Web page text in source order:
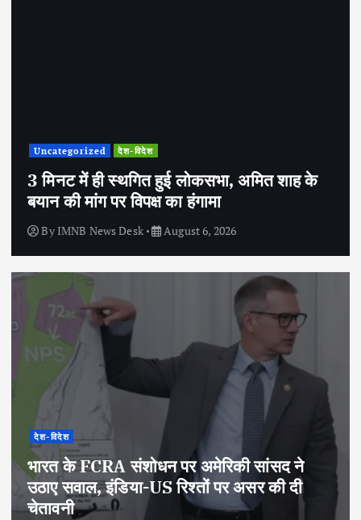
Uncategorized देश-विदेश
3 मिनट में ही स्थगित हुई लोकसभा, अमित शाह के
बयान की मांग पर विपक्ष का हंगामा
By IMNB News Desk August 6, 2026
देश-विदेश
भारत के FCRA संशोधन पर अमेरिकी सांसद ने
उठाए सवाल, इंडिया-US रिश्तों पर असर की दी
चेतावनी